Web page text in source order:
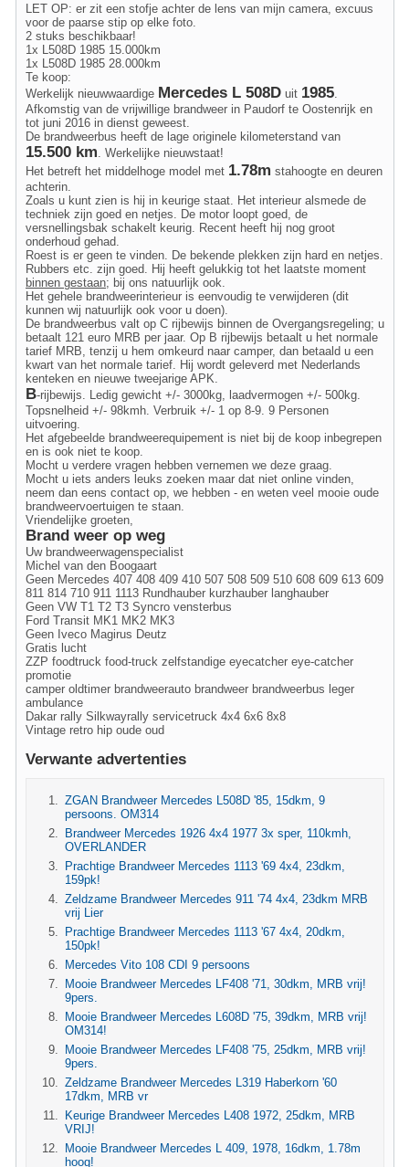
LET OP: er zit een stofje achter de lens van mijn camera, excuus
voor de paarse stip op elke foto.
2 stuks beschikbaar!
1x L508D 1985 15.000km
1x L508D 1985 28.000km
Te koop:
Werkelijk nieuwwaardige Mercedes L 508D uit 1985
Afkomstig van de vrijwillige brandweer in Paudorf te Oostenrijk en
tot juni 2016 in dienst geweest.
De brandweerbus heeft de lage originele kilometerstand van
15.500 km . Werkelijke nieuwstaat!
Het betreft het middelhoge model met 1.78m stahoogte en deuren
achterin.
Zoals u kunt zien is hij in keurige staat. Het interieur alsmede de
techniek zijn goed en netjes. De motor loopt goed, de
versnellingsbak schakelt keurig. Recent heeft hij nog groot
onderhoud gehad.
Roest is er geen te vinden. De bekende plekken zijn hard en netjes.
Rubbers etc. zijn goed. Hij heeft gelukkig tot het laatste moment
binnen gestaan; bij ons natuurlijk ook.
Het gehele brandweerinterieur is eenvoudig te verwijderen (dit
kunnen wij natuurlijk ook voor u doen).
De brandweerbus valt op C rijbewijs binnen de Overgangsregeling; u
betaalt 121 euro MRB per jaar. Op B rijbewijs betaalt u het normale
tarief MRB, tenzij u hem omkeurd naar camper, dan betaald u een
kwart van het normale tarief. Hij wordt geleverd met Nederlands
kenteken en nieuwe tweejarige APK.
B-rijbewijs. Ledig gewicht +/- 3000kg, laadvermogen +/- 500kg.
Topsnelheid +/- 98kmh. Verbruik +/- 1 op 8-9. 9 Personen
uitvoering.
Het afgebeelde brandweerequipement is niet bij de koop inbegrepen
en is ook niet te koop.
Mocht u verdere vragen hebben vernemen we deze graag.
Mocht u iets anders leuks zoeken maar dat niet online vinden,
neem dan eens contact op, we hebben - en weten veel mooie oude
brandweervoertuigen te staan.
Vriendelijke groeten,
Brand weer op weg
Uw brandweerwagenspecialist
Michel van den Boogaart
Geen Mercedes 407 408 409 410 507 508 509 510 608 609 613 609
811 814 710 911 1113 Rundhauber kurzhauber langhauber
Geen VW T1 T2 T3 Syncro vensterbus
Ford Transit MK1 MK2 MK3
Geen Iveco Magirus Deutz
Gratis lucht
ZZP foodtruck food-truck zelfstandige eyecatcher eye-catcher
promotie
camper oldtimer brandweerauto brandweer brandweerbus leger
ambulance
Dakar rally Silkwayrally servicetruck 4x4 6x6 8x8
Vintage retro hip oude oud
Verwante advertenties
ZGAN Brandweer Mercedes L508D '85, 15dkm, 9
persoons. OM314
Brandweer Mercedes 1926 4x4 1977 3x sper, 110kmh,
OVERLANDER
Prachtige Brandweer Mercedes 1113 '69 4x4, 23dkm,
159pk!
Zeldzame Brandweer Mercedes 911 '74 4x4, 23dkm MRB
vrij Lier
Prachtige Brandweer Mercedes 1113 '67 4x4, 20dkm,
150pk!
Mercedes Vito 108 CDI 9 persoons
Mooie Brandweer Mercedes LF408 '71, 30dkm, MRB vrij!
9pers.
Mooie Brandweer Mercedes L608D '75, 39dkm, MRB vrij!
OM314!
Mooie Brandweer Mercedes LF408 '75, 25dkm, MRB vrij!
9pers.
Zeldzame Brandweer Mercedes L319 Haberkorn '60
17dkm, MRB vr
Keurige Brandweer Mercedes L408 1972, 25dkm, MRB
VRIJ!
Mooie Brandweer Mercedes L 409, 1978, 16dkm, 1.78m
hoog!